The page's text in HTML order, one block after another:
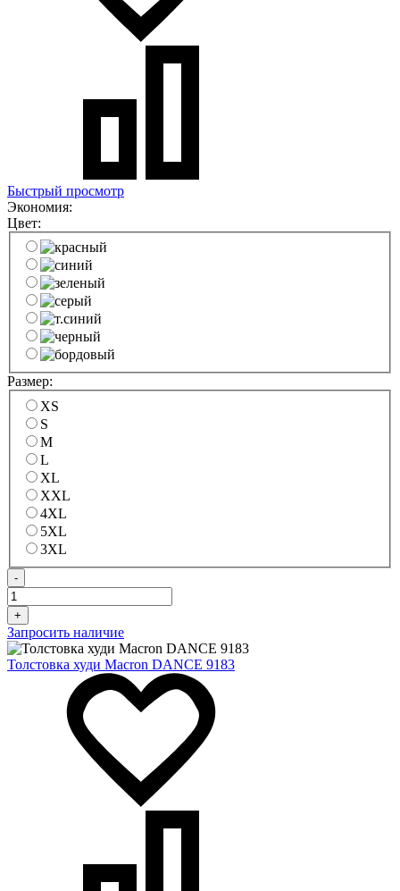
Быстрый просмотр
Экономия:
Цвет:
Размер:
XS
S
M
L
XL
XXL
4XL
5XL
3XL
-
+
Запросить наличие
Толстовка худи Macron DANCE 9183